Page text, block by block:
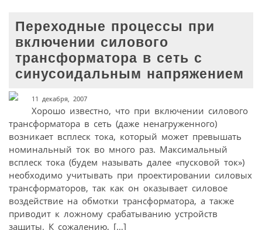
Переходные процессы при
включении силового
трансформатора в сеть с
синусоидальным напряжением
11 декабря, 2007
Хорошо известно, что при включении силового
трансформатора в сеть (даже ненагруженного)
возникает всплеск тока, который может превышать
номинальный ток во много раз. Максимальный
всплеск тока (будем называть далее «пусковой ток»)
необходимо учитывать при проектировании силовых
трансформаторов, так как он оказывает силовое
воздействие на обмотки трансформатора, а также
приводит к ложному срабатыванию устройств
защиты. К сожалению, […]